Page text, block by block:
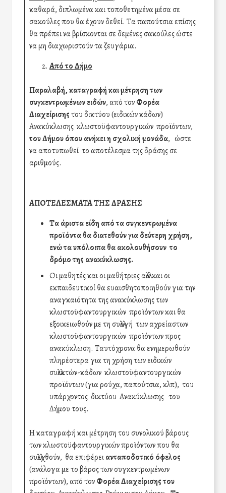
καθαρά, διπλωμένα και τοποθετημένα μέσα σε
σακούλες που θα έχουν δεθεί. Τα παπούτσια επίσης
θα πρέπει να βρίσκονται σε δεμένες σακούλες ώστε
να μη διαχωριστούν τα ζευγάρια.
Από το Δήμο
Παραλαβή, καταγραφή και μέτρηση των
συγκεντρωμένων ειδών, από τονΦορέα
Διαχείρισηςτου δικτύου (ειδικών κάδων)
Ανακύκλωσης κλωστοϋφαντουργικών προϊόντων,
του Δήμουόπου ανήκει η σχολική μονάδα, ώστε
να αποτυπωθεί το αποτέλεσμα της δράσης σε
αριθμούς.
ΑΠΟΤΕΛΕΣΜΑΤΑ ΤΗΣ ΔΡΑΣΗΣ
Τα άριστα είδη από τα συγκεντρωμένα
προϊόντα θα διατεθούν για δεύτερη χρήση,
ενώ τα υπόλοιπα θα ακολουθήσουν το
δρόμο της ανακύκλωσης.
Οι μαθητές και οι μαθήτριες αλλά και οι
εκπαιδευτικοί θα ευαισθητοποιηθούν για την
αναγκαιότητα της ανακύκλωσης των
κλωστοϋφαντουργικών προϊόντων και θα
εξοικειωθούν με τη συλλογή των αχρείαστων
κλωστοϋφαντουργικών προϊόντων προς
ανακύκλωση. Ταυτόχρονα θα ενημερωθούν
πληρέστερα για τη χρήση των ειδικών
συλλεκτών-κάδων κλωστοϋφαντουργικών
προϊόντων (για ρούχα, παπούτσια, κλπ), του
υπάρχοντος δικτύου Ανακύκλωσης του
Δήμου τους.
Η καταγραφή και μέτρηση του συνολικού βάρους
των κλωστοϋφαντουργικών προϊόντων που θα
συλλεχθούν, θα επιφέρειανταποδοτικό όφελος
(ανάλογα με το βάρος των συγκεντρωμένων
προϊόντων), από τονΦορέα Διαχείρισης του